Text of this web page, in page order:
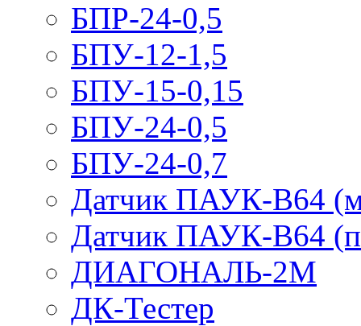
БПР-24-0,5
БПУ-12-1,5
БПУ-15-0,15
БПУ-24-0,5
БПУ-24-0,7
Датчик ПАУК-В64
Датчик ПАУК-В64
ДИАГОНАЛЬ-2М
ДК-Тестер